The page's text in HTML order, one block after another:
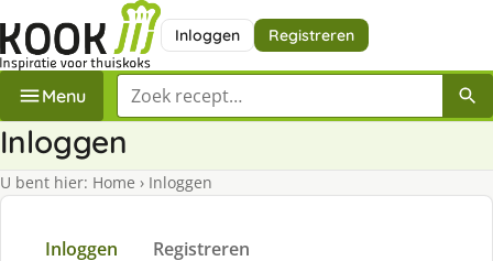
Inloggen Registreren
Menu Zoek een recept
Inloggen
U bent hier: Home › Inloggen
Inloggen Registreren